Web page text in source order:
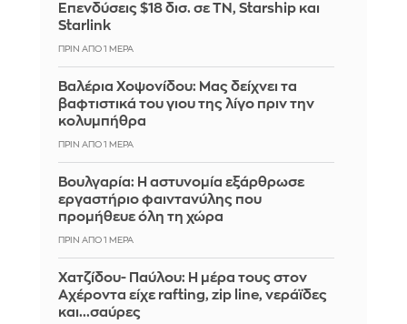
Επενδύσεις $18 δισ. σε ΤΝ, Starship και
Starlink
ΠΡΙΝ ΑΠΌ 1 ΜΈΡΑ
Βαλέρια Χοψονίδου: Μας δείχνει τα
βαφτιστικά του γιου της λίγο πριν την
κολυμπήθρα
ΠΡΙΝ ΑΠΌ 1 ΜΈΡΑ
Βουλγαρία: Η αστυνομία εξάρθρωσε
εργαστήριο φαιντανύλης που
προμήθευε όλη τη χώρα
ΠΡΙΝ ΑΠΌ 1 ΜΈΡΑ
Χατζίδου- Παύλου: Η μέρα τους στον
Αχέροντα είχε rafting, zip line, νεράϊδες
και...σαύρες